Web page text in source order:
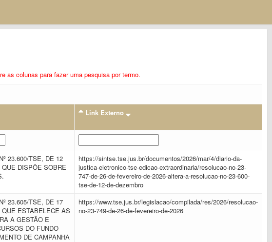
as colunas para fazer uma pesquisa por termo.
Link Externo
23.600/TSE, DE 12
DISPÕE SOBRE
https://sintse.tse.jus.br/documentos/2026/mar/4/diario-da-
justica-eletronico-tse-edicao-extraordinaria/resolucao-no-23-
747-de-26-de-fevereiro-de-2026-altera-a-resolucao-no-23-600-
tse-de-12-de-dezembro
23.605/TSE, DE 17
ESTABELECE AS
A GESTÃO E
DO FUNDO
DE CAMPANHA
https://www.tse.jus.br/legislacao/compilada/res/2026/resolucao-
no-23-749-de-26-de-fevereiro-de-2026